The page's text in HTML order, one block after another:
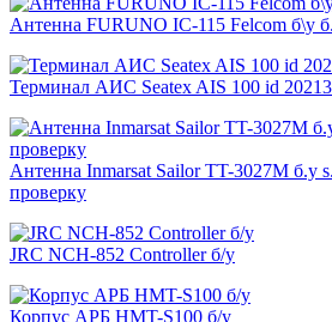
Антенна FURUNO IC-115 Felcom б\у
Терминал АИС Seatex AIS 100 id
Антенна Inmarsat Sailor TT-3027M б.у
проверку
JRC NCH-852 Controller б/у
Корпус АРБ HMT-S100 б/у